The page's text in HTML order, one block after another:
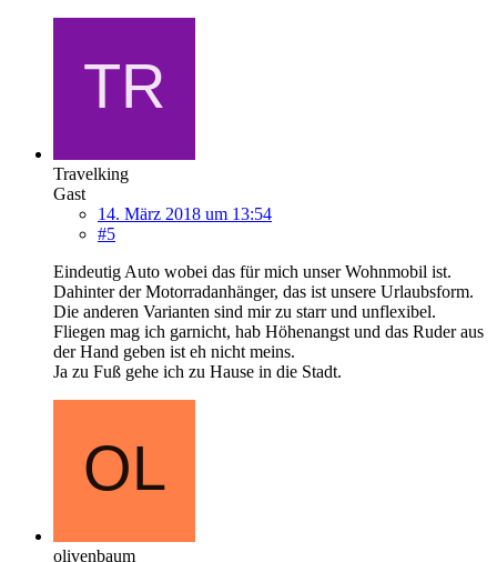
Travelking
Gast
14. März 2018 um 13:54
#5
Eindeutig Auto wobei das für mich unser Wohnmobil ist.
Dahinter der Motorradanhänger, das ist unsere Urlaubsform.
Die anderen Varianten sind mir zu starr und unflexibel.
Fliegen mag ich garnicht, hab Höhenangst und das Ruder aus
der Hand geben ist eh nicht meins.
Ja zu Fuß gehe ich zu Hause in die Stadt.
olivenbaum